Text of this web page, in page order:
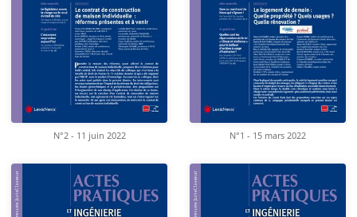
N°2 - 11 juin 2022 N°1 - 15 mars 2022